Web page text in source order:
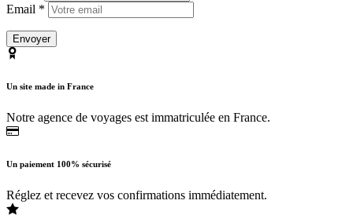
Email *
Un site made in France
Notre agence de voyages est immatriculée en France.
Un paiement 100% sécurisé
Réglez et recevez vos confirmations immédiatement.